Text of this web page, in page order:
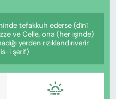
tefakkuh ederse (dînî
ve Celle, ona (her işinde)
yerden rızıklandırıverir.
i şerif)